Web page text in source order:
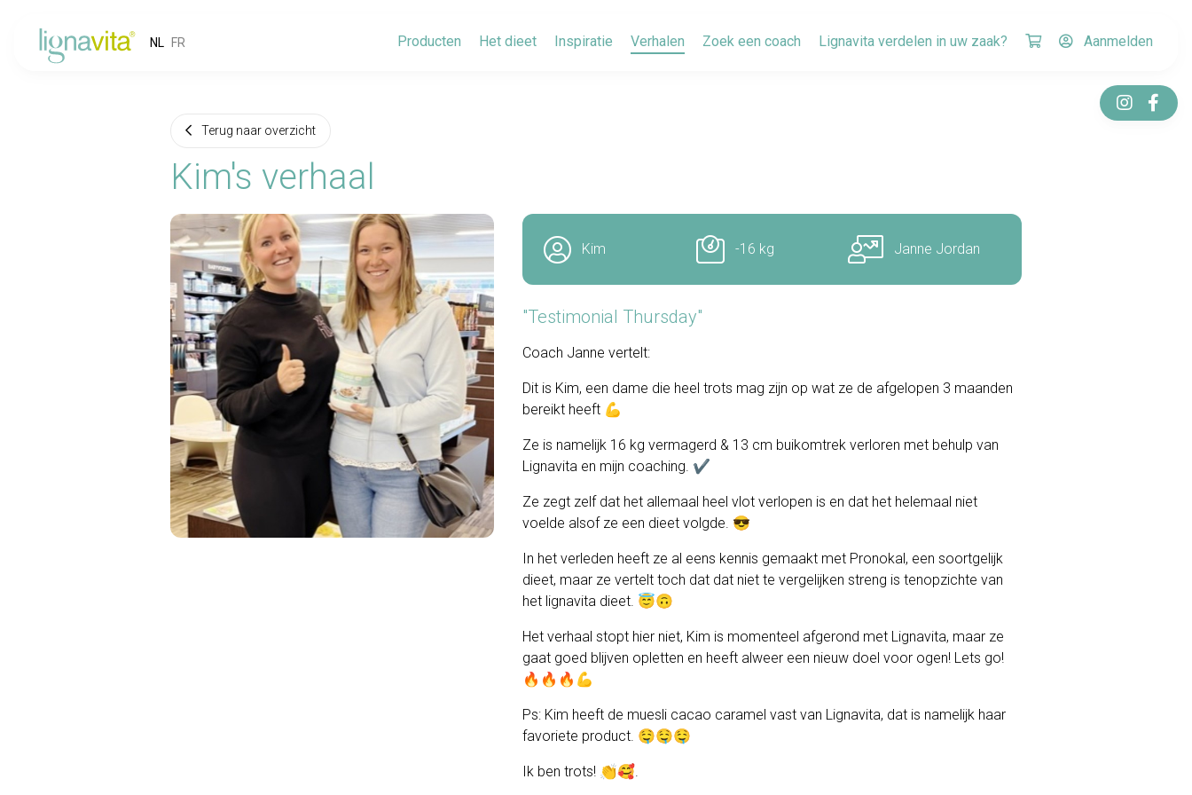
NL FR Producten Het dieet Inspiratie Verhalen Zoek een coach Lignavita verdelen in uw zaak? Aanmelden
Terug naar overzicht
Kim's verhaal
Kim -16 kg Janne Jordan
"Testimonial Thursday"
Coach Janne vertelt:
Dit is Kim, een dame die heel trots mag zijn op wat ze de afgelopen 3 maanden
bereikt heeft 💪
Ze is namelijk 16 kg vermagerd & 13 cm buikomtrek verloren met behulp van
Lignavita en mijn coaching. ✔️
Ze zegt zelf dat het allemaal heel vlot verlopen is en dat het helemaal niet
voelde alsof ze een dieet volgde. 😎
In het verleden heeft ze al eens kennis gemaakt met Pronokal, een soortgelijk
dieet, maar ze vertelt toch dat dat niet te vergelijken streng is tenopzichte van
het lignavita dieet. 😇🙃
Het verhaal stopt hier niet, Kim is momenteel afgerond met Lignavita, maar ze
gaat goed blijven opletten en heeft alweer een nieuw doel voor ogen! Lets go!
🔥🔥🔥💪
Ps: Kim heeft de muesli cacao caramel vast van Lignavita, dat is namelijk haar
favoriete product. 🤤🤤🤤
Ik ben trots! 👏🥰.